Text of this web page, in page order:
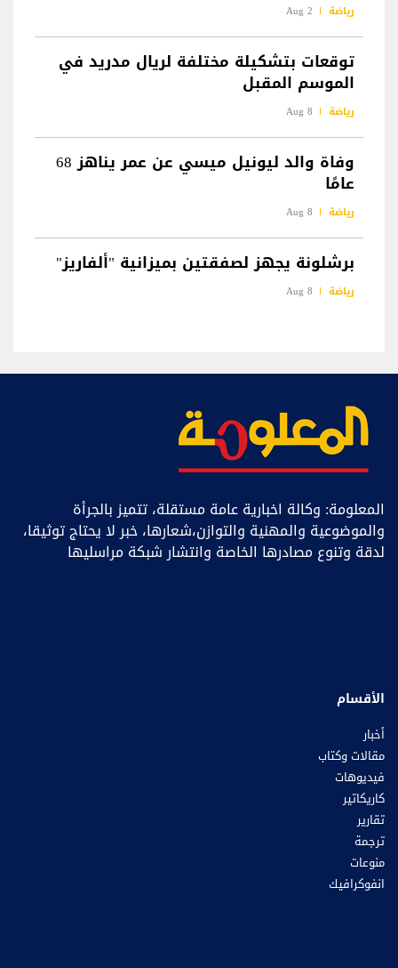
رياضة 2 Aug
توقعات بتشكيلة مختلفة لريال مدريد في
الموسم المقبل
رياضة 8 Aug
وفاة والد ليونيل ميسي عن عمر يناهز 68
عامًا
رياضة 8 Aug
برشلونة يجهز لصفقتين بميزانية "ألفاريز"
رياضة 8 Aug
المعلومة: وكالة اخبارية عامة مستقلة، تتميز بالجرأة
والموضوعية والمهنية والتوازن،شعارها، خبر ﻻ يحتاج توثيقا،
لدقة وتنوع مصادرها الخاصة وانتشار شبكة مراسليها
الأقسام
أخبار
مقالات وكتاب
فيديوهات
كاريكاتير
تقارير
ترجمة
منوعات
انفوكرافيك